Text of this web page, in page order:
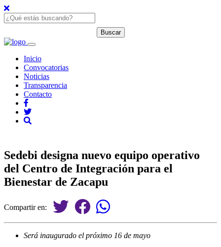
Inicio
Convocatorias
Noticias
Transparencia
Contacto
Sedebi designa nuevo equipo operativo
del Centro de Integración para el
Bienestar de Zacapu
Compartir en:
Será inaugurado el próximo 16 de mayo